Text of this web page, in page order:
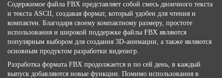
Содержимое файла FBX представляет собой смесь двоичного текста
и текста ASCII, создавая формат, который удобен для чтения и
компактен. Благодаря своему компактному размеру, простоте
использования и широкой поддержке файлы FBX являются
популярным выбором для создания 3D-анимации, а также являются
основным продуктом разработки видеоигр.
Разработка формата FBX продолжается и по сей день, в каждый
выпуск добавляются новые функции. Помимо использования в